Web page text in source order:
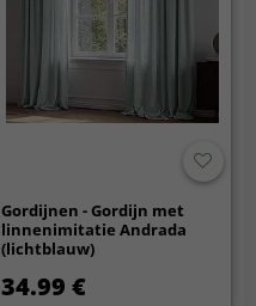
Gordijnen - Gordijn met
linnenimitatie Andrada
(lichtblauw)
34.99 €